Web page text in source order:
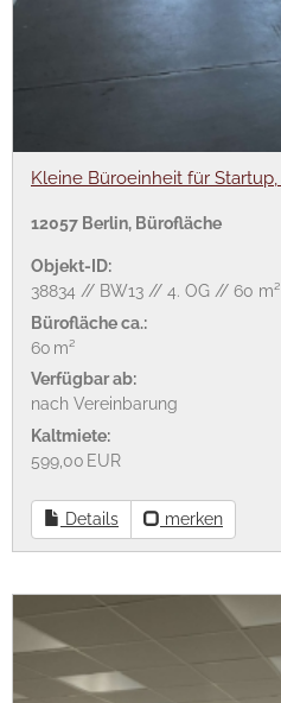
Kleine Büroeinheit für
12057 Berlin, Bürofläche
Objekt-ID:
38834 // BW13 // 4. OG // 60 m²
Bürofläche ca.:
60 m²
Verfügbar ab:
nach Vereinbarung
Kaltmiete:
599,00 EUR
Details merken